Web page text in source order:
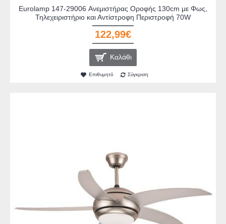
Eurolamp 147-29006 Ανεμιστήρας Οροφής 130cm με Φως,
Τηλεχειριστήριο και Αντίστροφη Περιστροφή 70W
122,99€
Καλάθι
Επιθυμητό Σύγκριση